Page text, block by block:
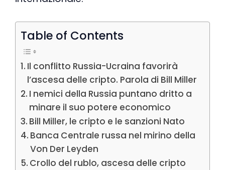
Table of Contents
Il conflitto Russia-Ucraina favorirà
l’ascesa delle cripto. Parola di Bill Miller
I nemici della Russia puntano dritto a
minare il suo potere economico
Bill Miller, le cripto e le sanzioni Nato
Banca Centrale russa nel mirino della
Von Der Leyden
Crollo del rublo, ascesa delle cripto